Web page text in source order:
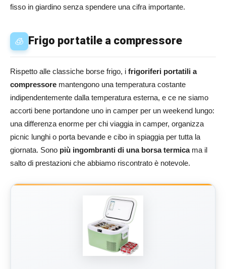
fisso in giardino senza spendere una cifra importante.
🧊 Frigo portatile a compressore
Rispetto alle classiche borse frigo, i frigoriferi portatili a
compressore mantengono una temperatura costante
indipendentemente dalla temperatura esterna, e ce ne siamo
accorti bene portandone uno in camper per un weekend lungo:
una differenza enorme per chi viaggia in camper, organizza
picnic lunghi o porta bevande e cibo in spiaggia per tutta la
giornata. Sono più ingombranti di una borsa termicama il
salto di prestazioni che abbiamo riscontrato è notevole.